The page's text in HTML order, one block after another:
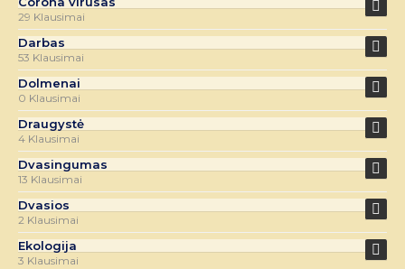
29 Klausimai
Darbas
53 Klausimai
Dolmenai
0 Klausimai
Draugystė
4 Klausimai
Dvasingumas
13 Klausimai
Dvasios
2 Klausimai
Ekologija
3 Klausimai